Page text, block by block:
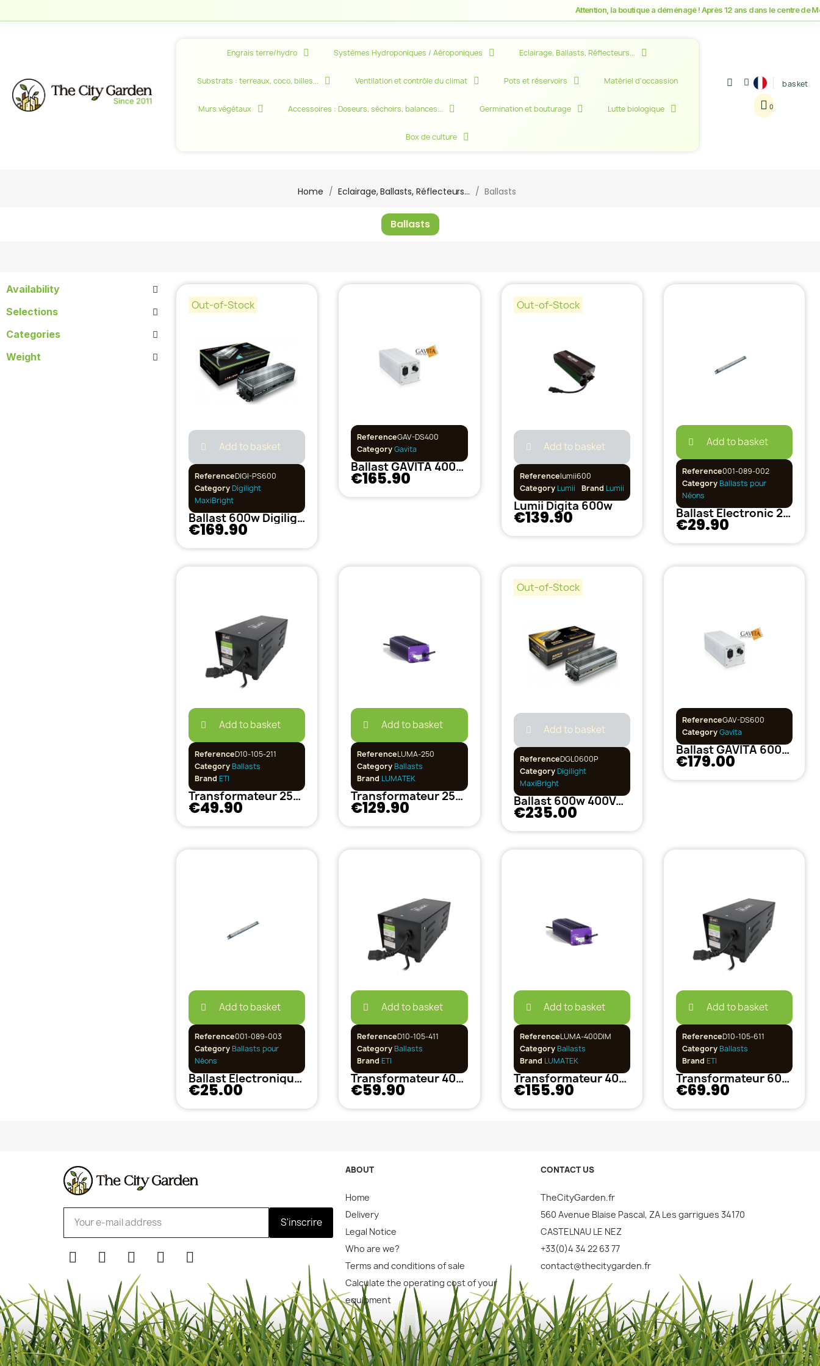
Attention, la boutique a déménagé ! Après 12 ans dans le centre de
Engrais terre/hydro Systèmes Hydroponiques / Aéroponiques Eclairage, Ballasts, Réflecteurs...
Substrats : terreaux, coco, billes... Ventilation et contrôle du climat Pots et réservoirs Matériel d'occassion
Murs végétaux Accessoires : Doseurs, séchoirs, balances... Germination et bouturage Lutte biologique
Box de culture
basket
Home Eclairage, Ballasts, Réflecteurs... Ballasts
Ballasts
Availability
Selections
Categories
Weight
Out-of-Stock
Add to basket
ReferenceDIGI-PS600
CategoryDigilight
MaxiBright
Ballast 600w Digilight Pro Select
€169.90
ReferenceGAV-DS400
CategoryGavita
Ballast GAVITA 400w Digistar Variable
€165.90
Out-of-Stock
Add to basket
Referencelumii600
Category Lumii Brand Lumii
Lumii Digita 600w
€139.90
Add to basket
Reference001-089-002
CategoryBallasts pour
Néons
Ballast Electronic 2 x 54w pour T5
€29.90
Add to basket
ReferenceD10-105-211
CategoryBallasts
Brand ETI
Transformateur 250W ETI pré-câblé
€49.90
Add to basket
ReferenceLUMA-250
CategoryBallasts
Brand LUMATEK
Transformateur 250W LUMATEK
€129.90
Out-of-Stock
Add to basket
ReferenceDGL0600P
CategoryDigilight
MaxiBright
Ballast 600w 400Volt Digilight ProMax
€235.00
ReferenceGAV-DS600
CategoryGavita
Ballast GAVITA 600w Digistar Variable
€179.00
Add to basket
Reference001-089-003
CategoryBallasts pour
Néons
Ballast Electronique 2 x 24w pour T5
€25.00
Add to basket
ReferenceD10-105-411
CategoryBallasts
Brand ETI
Transformateur 400W ETI pré-câblé
€59.90
Add to basket
ReferenceLUMA-400DIM
CategoryBallasts
Brand LUMATEK
Transformateur 400W LUMATEK variable
€155.90
Add to basket
ReferenceD10-105-611
CategoryBallasts
Brand ETI
Transformateur 600W ETI pré-câblé
€69.90
S'inscrire
ABOUT
Home
Delivery
Legal Notice
Who are we?
Terms and conditions of sale
Calculate the operating cost of your
equipment
CONTACT US
TheCityGarden.fr
560 Avenue Blaise Pascal, ZA Les garrigues 34170
CASTELNAU LE NEZ
+33(0)4 34 22 63 77
contact@thecitygarden.fr